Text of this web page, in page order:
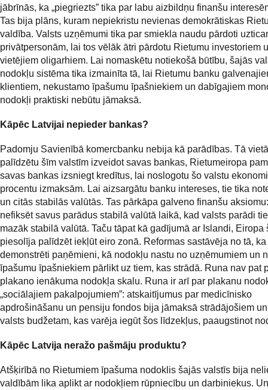
jābrīnās, ka „piegriezts” tika par labu aizbildņu finanšu
Tas bija plāns, kuram nepiekristu nevienas demokrātiskas
valdība. Valsts uzņēmumi tika par smiekla naudu pārdoti
privātpersonām, lai tos vēlāk ātri pārdotu Rietumu investoriem
vietējiem oligarhiem. Lai nomaskētu notiekošā būtību, šajās
nodokļu sistēma tika izmainīta tā, lai Rietumu banku
klientiem, nekustamo īpašumu īpašniekiem un dabīgajiem
nodokļi praktiski nebūtu jāmaksā.
Kāpēc Latvijai nepieder bankas?
Padomju Savienībā komercbanku nebija kā parādības. Tā
palīdzētu šīm valstīm izveidot savas bankas, Rietumeiropa
savas bankas izsniegt kredītus, lai noslogotu šo valstu
procentu izmaksām. Lai aizsargātu banku intereses, tie tika
un citās stabilās valūtās. Tas pārkāpa galveno finanšu
nefiksēt savus parādus stabilā valūtā laikā, kad valsts parādi
mazāk stabilā valūtā. Taču tāpat kā gadījumā ar Islandi, Eiropa
piesolīja palīdzēt iekļūt eiro zonā. Reformas sastāvēja no tā,
demonstrēti paņēmieni, kā nodokļu nastu no uzņēmumiem un
īpašumu īpašniekiem pārlikt uz tiem, kas strādā. Runa nav pat
plakano ienākuma nodokļa skalu. Runa ir arī par plakanu
„sociālajiem pakalpojumiem”: atskaitījumus par medicīnisko
apdrošināšanu un pensiju fondos bija jāmaksā strādājošiem
valsts budžetam, kas varēja iegūt šos līdzekļus, paaugstinot
Kāpēc Latvija neražo pašmāju produktu?
Atšķirībā no Rietumiem īpašuma nodoklis šajās valstīs bija
valdībām lika aplikt ar nodokļiem rūpniecību un darbiniekus.